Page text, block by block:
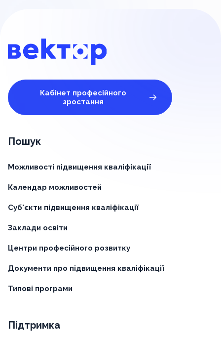
Кабінет професійного
зростання
Пошук
Можливості підвищення кваліфікації
Календар можливостей
Суб'єкти підвищення кваліфікації
Заклади освіти
Центри професійного розвитку
Документи про підвищення кваліфікації
Типові програми
Підтримка